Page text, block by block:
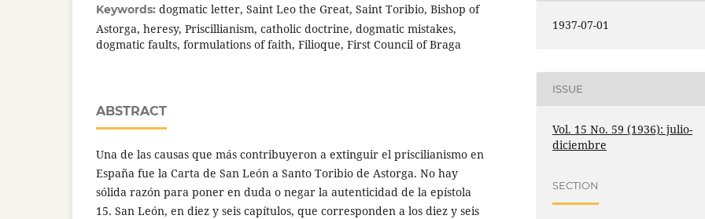
Keywords: dogmatic letter, Saint Leo the Great, Saint Toribio, Bishop of
Astorga, heresy, Priscillianism, catholic doctrine, dogmatic mistakes,
dogmatic faults, formulations of faith, Filioque, First Council of Braga
ABSTRACT
Una de las causas que más contribuyeron a extinguir el priscilianismo en
España fue la Carta de San León a Santo Toribio de Astorga. No hay
sólida razón para poner en duda o negar la autenticidad de la epístola
15. San León, en diez y seis capítulos, que corresponden a los diez y seis
1937-07-01
ISSUE
Vol. 15 No. 59 (1936): julio-
diciembre
SECTION